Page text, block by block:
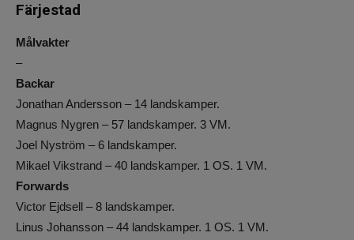
Färjestad
Målvakter
–
Backar
Jonathan Andersson – 14 landskamper.
Magnus Nygren – 57 landskamper. 3 VM.
Joel Nyström – 6 landskamper.
Mikael Vikstrand – 40 landskamper. 1 OS. 1 VM.
Forwards
Victor Ejdsell – 8 landskamper.
Linus Johansson – 44 landskamper. 1 OS. 1 VM.